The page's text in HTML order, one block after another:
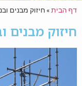
דף הבית» חיזוק מבנים
חיזוק מבנים